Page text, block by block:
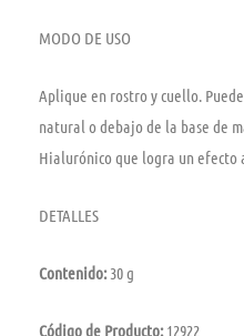
MODO DE USO
Aplique en rostro y cuello.
natural o debajo de la base de
Hialurónico que logra un efecto
DETALLES
Contenido:30 g
Código de Producto:12922